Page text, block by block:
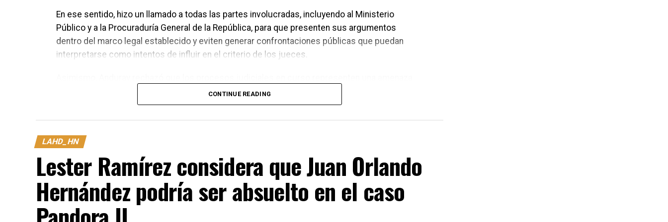
En ese sentido, hizo un llamado a todas las partes involucradas, incluyendo al Ministerio
Público y a la Procuraduría General de la República, para que presenten sus argumentos
dentro del marco legal establecido y eviten generar confrontaciones públicas que puedan
interpretarse como intentos de influir en el criterio de los jueces.
para la unidad del Partido Nacional. Aseguró que los asuntos legales deben resolverse en los
tribunales de justicia, mientras que las diferencias o decisiones de carácter político deberán
discutirse y definirse en el momento que corresponda dentro del proceso electoral.
CONTINUE READING
LAHD_HN
Lester Ramírez considera que Juan Orlando
Hernández podría ser absuelto en el caso